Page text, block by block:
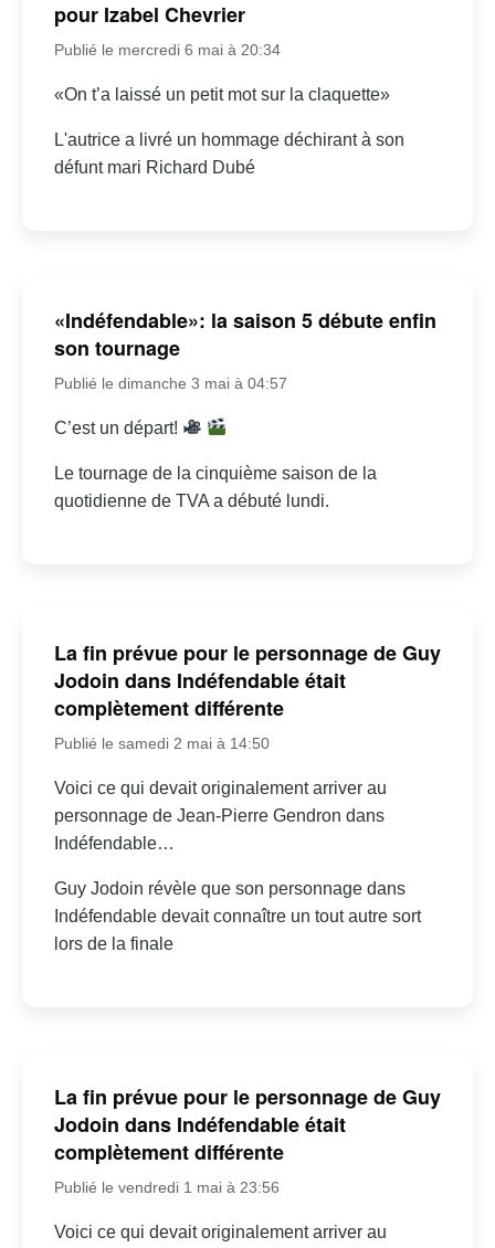
pour Izabel Chevrier
Publié le mercredi 6 mai à 20:34
«On t’a laissé un petit mot sur la claquette»
L'autrice a livré un hommage déchirant à son
défunt mari Richard Dubé
«Indéfendable»: la saison 5 débute enfin
son tournage
Publié le dimanche 3 mai à 04:57
C’est un départ!
Le tournage de la cinquième saison de la
quotidienne de TVA a débuté lundi.
La fin prévue pour le personnage de Guy
Jodoin dans Indéfendable était
complètement différente
Publié le samedi 2 mai à 14:50
Voici ce qui devait originalement arriver au
personnage de Jean-Pierre Gendron dans
Indéfendable…
Guy Jodoin révèle que son personnage dans
Indéfendable devait connaître un tout autre sort
lors de la finale
La fin prévue pour le personnage de Guy
Jodoin dans Indéfendable était
complètement différente
Publié le vendredi 1 mai à 23:56
Voici ce qui devait originalement arriver au